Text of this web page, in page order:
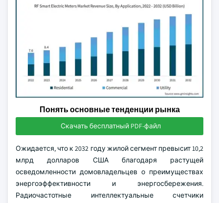
Понять основные тенденции рынка
Скачать бесплатный PDF-файл
Ожидается, что к 2032 году жилой сегмент превысит 10,2
млрд долларов США благодаря растущей
осведомленности домовладельцев о преимуществах
энергоэффективности и энергосбережения.
Радиочастотные интеллектуальные счетчики